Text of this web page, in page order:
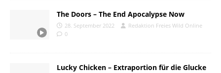
The Doors – The End Apocalypse Now
28. September 2022
Redaktion Freies Wild Online
0
Lucky Chicken – Extraportion für die Glucke